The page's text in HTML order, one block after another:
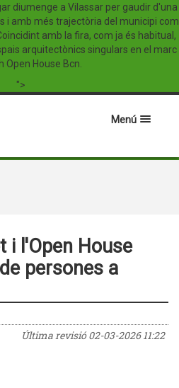
diumenge a Vilassar per gaudir d'una
i amb més trajectòria del municipi com
amb la fira, com ja és habitual,
arquitectònics singulars en el marc
Open House Bcn.
">
Menú
i l'Open House
persones a
Última revisió02-03-2026 11:22